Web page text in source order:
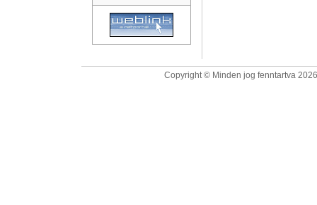
Copyright © Minden jog fenntartva